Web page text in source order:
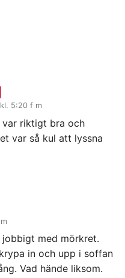
5:20 f m
var riktigt bra och
var så kul att lyssna
med mörkret.
in och upp i soffan
Vad hände liksom.